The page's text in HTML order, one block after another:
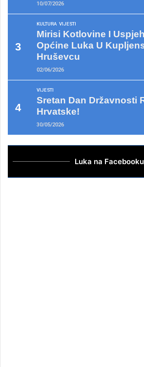
10/07/2026
KULTURA VIJESTI
Mirisi Kotlovine I
Općine Luka U
Hruševcu
02/06/2026
VIJESTI
Sretan Dan Državnosti
Hrvatske!
30/05/2026
Luka na Facebooku